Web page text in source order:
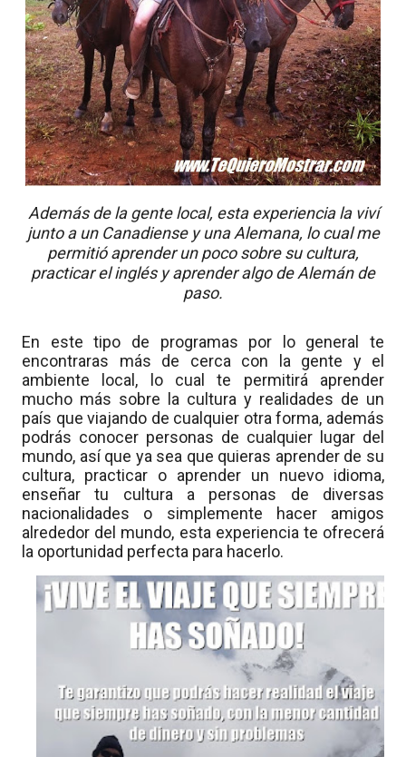
Además de la gente local, esta experiencia la viví
junto a un Canadiense y una Alemana, lo cual me
permitió aprender un poco sobre su cultura,
practicar el inglés y aprender algo de Alemán de
paso.
En este tipo de programas por lo general te
encontraras más de cerca con la gente y el
ambiente local, lo cual te permitirá aprender
mucho más sobre la cultura y realidades de un
país que viajando de cualquier otra forma, además
podrás conocer personas de cualquier lugar del
mundo, así que ya sea que quieras aprender de su
cultura, practicar o aprender un nuevo idioma,
enseñar tu cultura a personas de diversas
nacionalidades o simplemente hacer amigos
alrededor del mundo, esta experiencia te ofrecerá
la oportunidad perfecta para hacerlo.